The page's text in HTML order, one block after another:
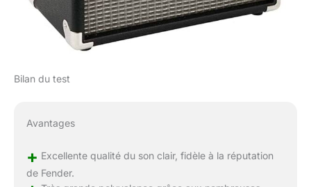
Bilan du test
Avantages
+ Excellente qualité du son clair, fidèle à la réputation
de Fender.